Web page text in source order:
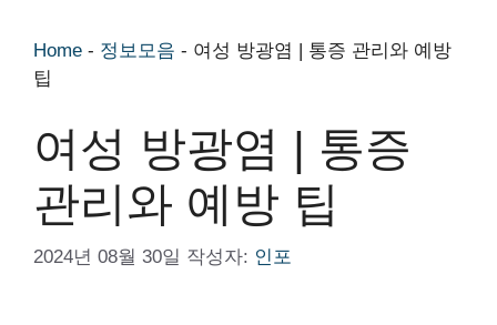
Home - 정보모음 - 여성 방광염 | 통증 관리와 예방
팁
여성 방광염 | 통증
관리와 예방 팁
2024년 08월 30일 작성자: 인포